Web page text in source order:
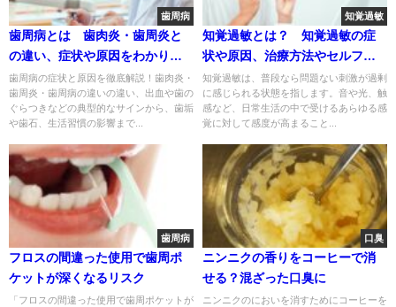
歯周病
歯周病とは 歯肉炎・歯周炎と
の違い、症状や原因をわかりや
すく解説
歯周病の症状と原因を徹底解説！歯肉炎・
歯周炎・歯周病の違いの違い、出血や歯の
ぐらつきなどの典型的なサインから、歯垢
や歯石、生活習慣の影響まで...
知覚過敏
知覚過敏とは？ 知覚過敏の症
状や原因、治療方法やセルフケ
ア
知覚過敏は、普段なら問題ない刺激が過剰
に感じられる状態を指します。音や光、触
感など、日常生活の中で受けるあらゆる感
覚に対して感度が高まること...
歯周病
フロスの間違った使用で歯周ポ
ケットが深くなるリスク
「フロスの間違った使用で歯周ポケットが
口臭
ニンニクの香りをコーヒーで消
せる？混ざった口臭に
ニンニクのにおいを消すためにコーヒーを